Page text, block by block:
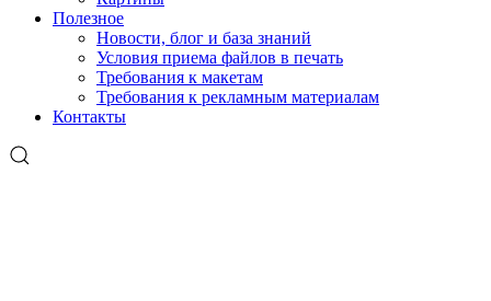
Полезное
Новости, блог и база знаний
Условия приема файлов в печать
Требования к макетам
Требования к рекламным материалам
Контакты